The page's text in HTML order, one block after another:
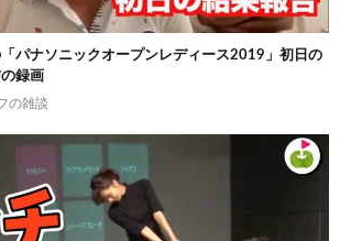
パナソニックオープンレディース2019」初日の
録画
の雑談